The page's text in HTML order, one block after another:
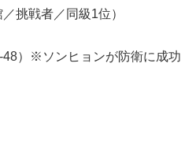
挑戦者／同級1位）
48）※ソンヒョンが防衛に成功